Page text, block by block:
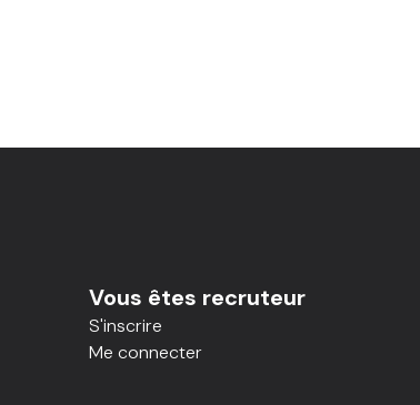
Vous êtes recruteur
S'inscrire
Me connecter